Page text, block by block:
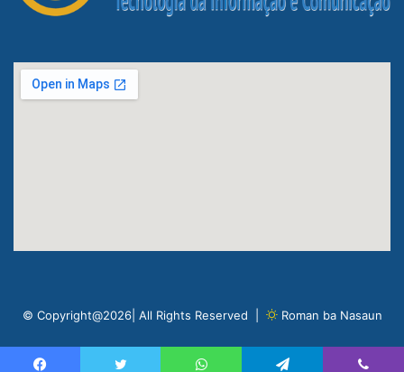
© Copyright@2026| All Rights Reserved | Roman ba Nasaun